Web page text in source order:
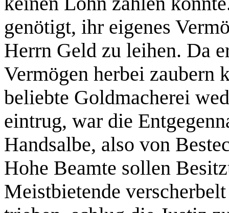
genötigt, ihr eigenes
Herrn Geld zu leihen. Da
Vermögen herbei zaubern
beliebte Goldmacherei
eintrug, war die
Handsalbe, also von
Hohe Beamte sollen
Meistbietende